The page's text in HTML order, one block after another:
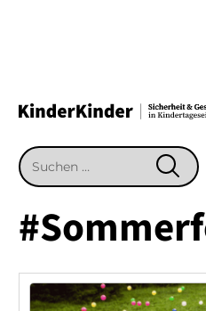
Suchen